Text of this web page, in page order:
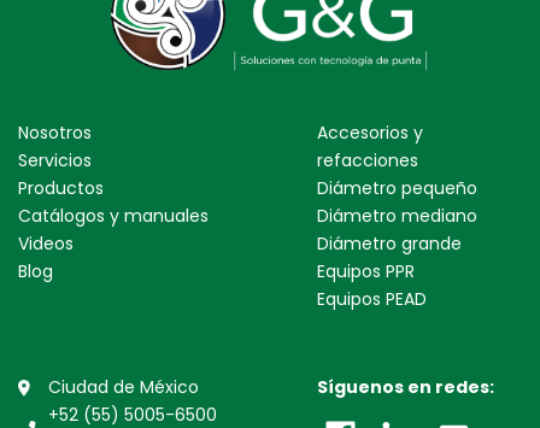
Nosotros
Servicios
Productos
Catálogos y manuales
Videos
Blog
Accesorios y
refacciones
Diámetro pequeño
Diámetro mediano
Diámetro grande
Equipos PPR
Equipos PEAD
Ciudad de México
+52 (55) 5005-6500
Síguenos en redes: